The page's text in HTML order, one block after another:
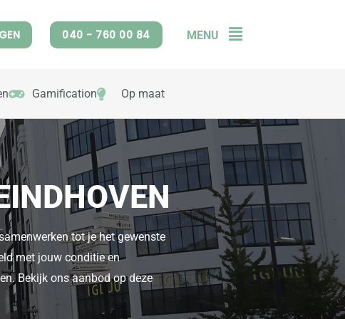
040 - 760 00 84 MENU
Flyout
Gamification Op maat
tot je het gewenste
met jouw conditie en
Bekijk ons aanbod op deze